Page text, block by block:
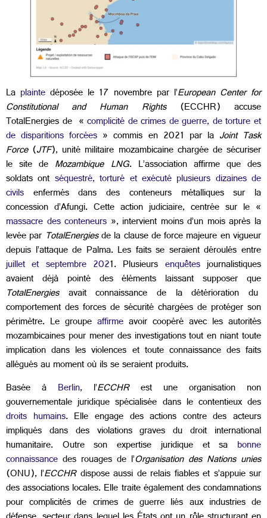
La plainte déposée le 17 novembre par l’European Center for
Constitutional and Human Rights(ECCHR) accuse
TotalEnergies de «complicité de crimes de guerre, de torture et
de disparitions forcées » commis en 2021 par la Joint Task
Force(JTF), unité militaire mozambicaine chargée de sécuriser
le site de Mozambique LNG. L’association affirme que des
soldats ont séquestré, torturé et exécuté plusieurs dizaines de
civils enfermés dans des conteneurs métalliques sur la
concession d’Afungi. Cette action judiciaire, centrée sur le «
massacre des conteneurs », intervient moins d’un mois après la
levée par TotalEnergiesde la clause de force majeure en vigueur
depuis l’attaque de Palma. Les faits se seraient déroulés entre
juillet et septembre 2021. Plusieurs enquêtesjournalistiques
avaient déjà pointé des éléments laissant supposer que
TotalEnergies avait connaissance de la détérioration du
comportement des forces de sécurité chargées de protéger son
périmètre. Le groupe affirme avoir coopéré avec les autorités
mozambicaines pour mener des investigations tout en niant toute
implication dans les violences et toute connaissance des faits
allégués au moment où ils se seraient produits.
Basée à Berlin, l’ECCHRest une organisation non
gouvernementale juridique spécialisée dans le contentieux des
droits humains. Elle engage des actions contre des acteurs
impliqués dans des violations graves du droit international
humanitaire. Outre son expertise juridique et sa bonne
connaissance des rouages de l’Organisation des Nations unies
(ONU), l’ECCHRdispose aussi de relais fiables et s’appuie sur
des associations locales. Elle traite également des condamnations
pour complicités de crimes de guerre liés aux industries de